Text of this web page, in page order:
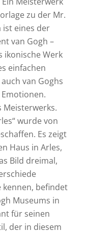
zu der Mr.
ist eines der
van Gogh –
ikonische Werk
einfachen
van Goghs
Meisterwerks.
wurde von
Es zeigt
Haus in Arles,
Bild dreimal,
kennen, befindet
Museums in
für seinen
der in diesem